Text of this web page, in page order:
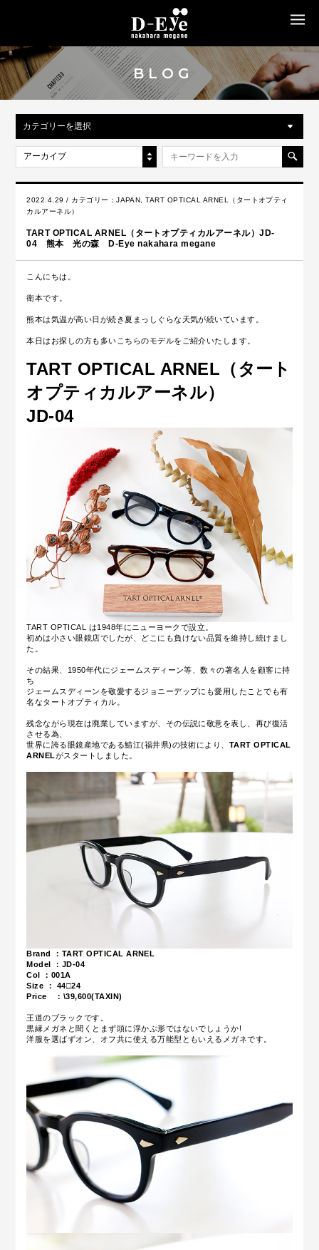
BLOG
カテゴリーを選択
アーカイブ
2022.4.29 / カテゴリー：JAPAN ,TART OPTICAL ARNEL（タートオプティ
カルアーネル）
TART OPTICAL ARNEL（タートオプティカルアーネル）JD-
04 熊本 光の森 D-Eye nakahara megane
こんにちは。
衛本です。
熊本は気温が高い日が続き夏まっしぐらな天気が続いています。
本日はお探しの方も多いこちらのモデルをご紹介いたします。
TART OPTICAL ARNEL（タート
オプティカルアーネル）
JD-04
TART OPTICAL は1948年にニューヨークで設立。
初めは小さい眼鏡店でしたが、どこにも負けない品質を維持し続けまし
た。
その結果、1950年代にジェームスディーン等、数々の著名人を顧客に持
ち
ジェームスディーンを敬愛するジョニーデップにも愛用したことでも有
名なタートオプティカル。
残念ながら現在は廃業していますが、
その伝説に敬意を表し、再び復活
させる為、
世界に誇る眼鏡産地である鯖江(福井県)の技術により、 TART OPTICAL
ARNELがスタートしました。
Brand ： TART OPTICAL ARNEL
Model ：JD-04
Col ：001A
Size ： 44□24
Price ：\39,600(TAXIN)
王道のブラックです。
黒縁メガネと聞くとまず頭に浮かぶ形ではないでしょうか!
洋服を選ばずオン、オフ共に使える万能型ともいえるメガネです。